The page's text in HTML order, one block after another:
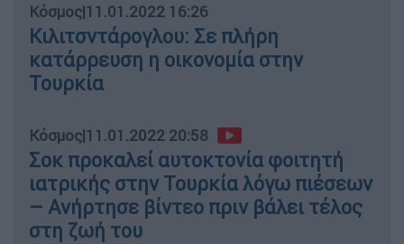
Κόσμος|11.01.2022 16:26
Κιλιτσντάρογλου: Σε πλήρη
κατάρρευση η οικονομία στην
Τουρκία
Κόσμος|11.01.2022 20:58
Σοκ προκαλεί αυτοκτονία φοιτητή
ιατρικής στην Τουρκία λόγω πιέσεων
– Ανήρτησε βίντεο πριν βάλει τέλος
στη ζωή του